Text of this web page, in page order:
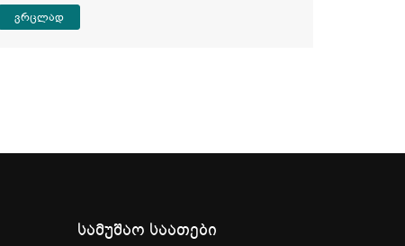
ვრცლად
სამუშაო საათები